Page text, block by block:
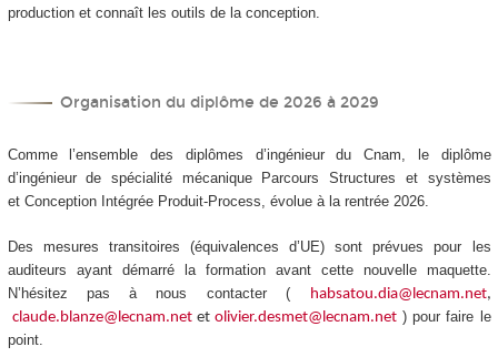
production et connaît les outils de la conception.
Organisation du diplôme de 2026 à 2029
Comme l’ensemble des diplômes d’ingénieur du Cnam, le diplôme
d’ingénieur de spécialité mécanique Parcours Structures et systèmes
et Conception Intégrée Produit-Process, évolue à la rentrée 2026.
Des mesures transitoires (équivalences d’UE) sont prévues pour les
auditeurs ayant démarré la formation avant cette nouvelle maquette.
N’hésitez pas à nous contacter (
habsatou.dia@lecnam.net,
claude.blanze@lecnam.netet olivier.desmet@lecnam.net) pour faire le
point.